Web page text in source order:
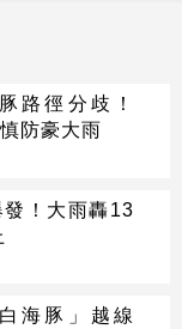
路徑分歧！
防豪大雨
！大雨轟13
海豚」越線